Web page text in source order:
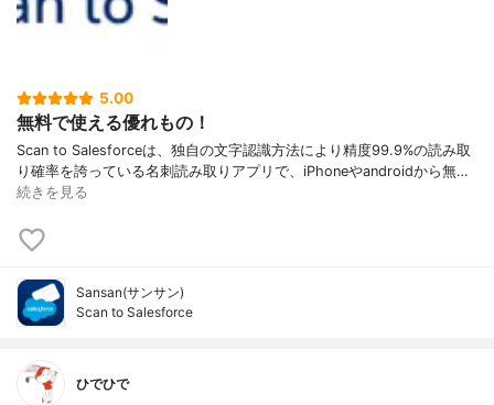
5.00
無料で使える優れもの！
Scan to Salesforceは、独自の文字認識方法により精度99.9%の読み取
り確率を誇っている名刺読み取りアプリで、iPhoneやandroidから無…
続きを見る
Sansan(サンサン)
Scan to Salesforce
ひでひで